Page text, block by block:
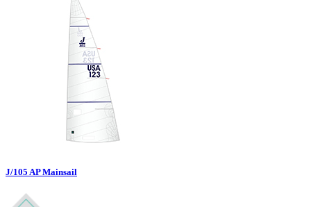
J/105 AP Mainsail